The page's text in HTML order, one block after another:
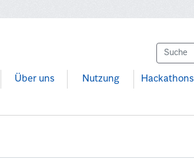
Über uns Nutzung Hackathons